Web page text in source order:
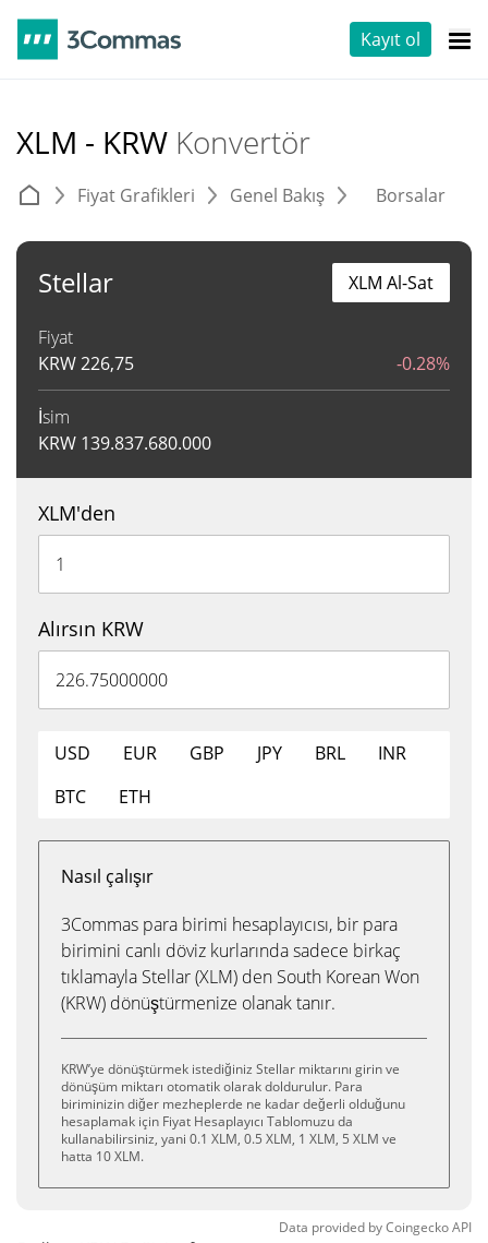
Kayıt ol
XLM - KRW Konvertör
Fiyat Grafikleri Genel Bakış Borsalar
Stellar
Fiyat
KRW226,75 -0.28%
İsim
KRW 139.837.680.000
XLM Al-Sat
XLM'den
Alırsın KRW
USD EUR GBP JPY BRL
INR
BTC
ETH
Nasıl çalışır
3Commas para birimi hesaplayıcısı, bir para
birimini canlı döviz kurlarında sadece birkaç
tıklamayla Stellar (XLM) den South Korean Won
(KRW) dönüştürmenize olanak tanır.
KRW’ye dönüştürmek istediğiniz Stellar miktarını girin ve
dönüşüm miktarı otomatik olarak doldurulur. Para
biriminizin diğer mezheplerde ne kadar değerli olduğunu
hesaplamak için Fiyat Hesaplayıcı Tablomuzu da
kullanabilirsiniz, yani 0.1 XLM, 0.5 XLM, 1 XLM, 5 XLM ve
hatta 10 XLM.
Data provided byCoingeckoAPI